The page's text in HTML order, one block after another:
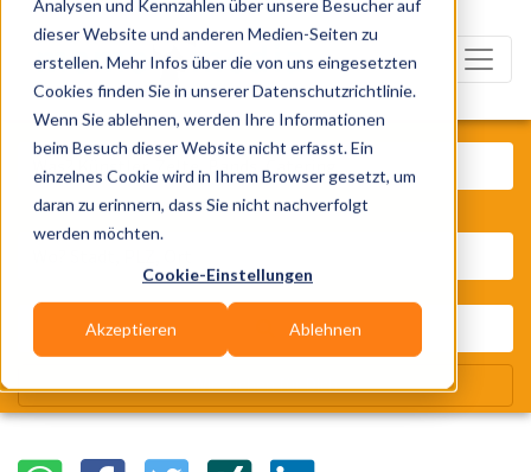
Analysen und Kennzahlen über unsere Besucher auf
dieser Website und anderen Medien-Seiten zu
erstellen. Mehr Infos über die von uns eingesetzten
Cookies finden Sie in unserer Datenschutzrichtlinie.
Wenn Sie ablehnen, werden Ihre Informationen
beim Besuch dieser Website nicht erfasst. Ein
einzelnes Cookie wird in Ihrem Browser gesetzt, um
daran zu erinnern, dass Sie nicht nachverfolgt
werden möchten.
Cookie-Einstellungen
Akzeptieren Ablehnen
Was? Künstler, Zelte, Bands,
Wir suchen für Dich